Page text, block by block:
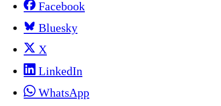
Facebook
Bluesky
X
LinkedIn
WhatsApp